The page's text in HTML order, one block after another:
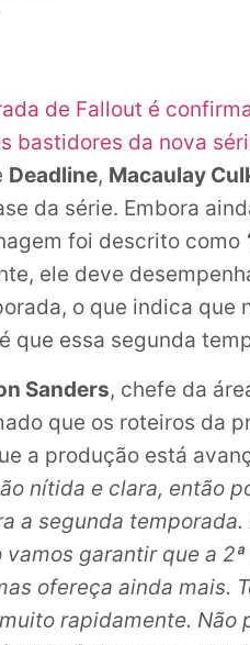
de Fallout é
bastidores da nova
Deadline, Macaulay
da série. Embora
foi descrito como
ele deve
o que indica que
que essa segunda
Sanders, chefe da
que os roteiros da
a produção está
nítida e clara, então
a segunda
garantir que a
ofereça ainda mais.
rapidamente. Não